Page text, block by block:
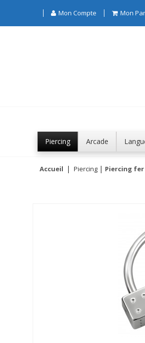
Mon Compte Mon
Piercing Arcade
Accueil Piercing Piercing